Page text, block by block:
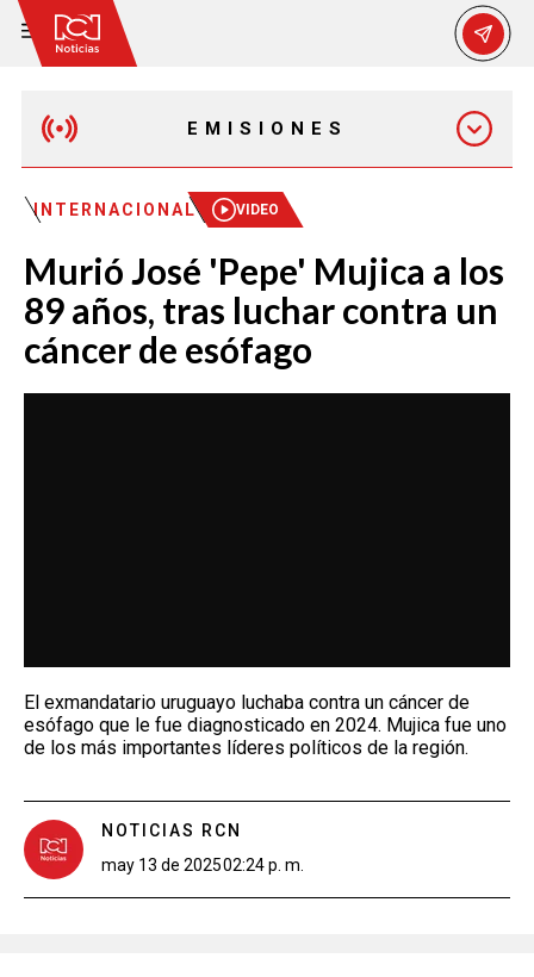
EMISIONES
MAÑANA EXPRESS
EMISIÓN 12:30 PM
EMISIÓN 7:00 PM
INTERNACIONAL VIDEO
Murió José 'Pepe' Mujica a los
89 años, tras luchar contra un
cáncer de esófago
El exmandatario uruguayo luchaba contra un cáncer de
esófago que le fue diagnosticado en 2024. Mujica fue uno
de los más importantes líderes políticos de la región.
NOTICIAS RCN
may 13 de 202502:24 p. m.